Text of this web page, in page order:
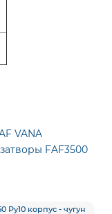
VANA
FAF3500
Ру10 корпус - чугун